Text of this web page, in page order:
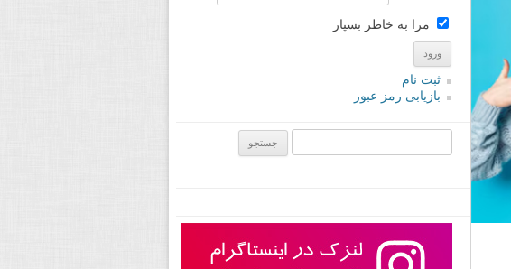
مرا به خاطر بسپار
ثبت نام
بازیابی رمز عبور